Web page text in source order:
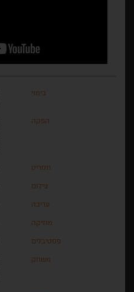
בימוי
הפקה
תסריט
צילום
עריכה
מוזיקה
פסטיבלים
משחק